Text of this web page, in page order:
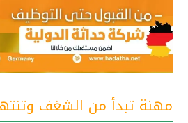
مهنة تبدأ من الشغف